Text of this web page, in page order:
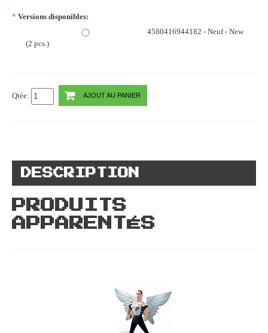
* Versions disponibles:
4580416944182 - Neuf - New
(2 pcs.)
Qtée: AJOUT AU PANIER
DESCRIPTION
PRODUITS
APPARENTÉS